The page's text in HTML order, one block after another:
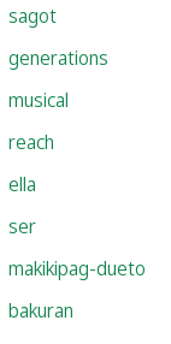
sagot
generations
musical
reach
ella
ser
makikipag-dueto
bakuran